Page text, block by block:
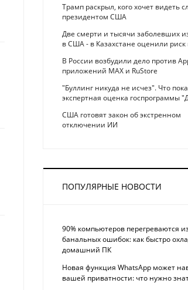
Трамп раскрыл, кого хочет видеть
президентом США
Две смерти и тысячи заболевших
в США - в Казахстане оценили
В России возбудили дело против
приложений MAX и RuStore
"Буллинг никуда не исчез". Что
экспертная оценка госпрограммы
США готовят закон об экстренном
отключении ИИ
ПОПУЛЯРНЫЕ НОВОСТИ
90% компьютеров перегреваются
банальных ошибок: как быстро
домашний ПК
Новая функция WhatsApp может
вашей приватности: что нужно